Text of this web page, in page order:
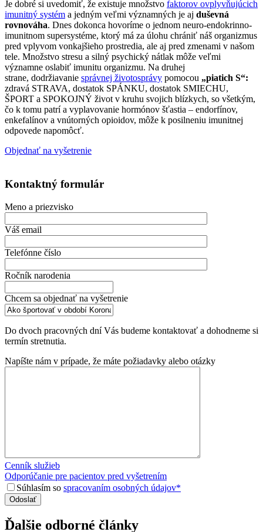
Je dobré si uvedomiť, že existuje množstvo faktorov ovplyvňujúcich
imunitný systém a jedným veľmi významných je aj duševná
rovnováha. Dnes dokonca hovoríme o jednom neuro-endokrinno-
imunitnom supersystéme, ktorý má za úlohu chrániť náš organizmus
pred vplyvom vonkajšieho prostredia, ale aj pred zmenami v našom
tele. Množstvo stresu a silný psychický nátlak môže veľmi
významne oslabiť imunitu organizmu. Na druhej
strane, dodržiavanie správnej životosprávy pomocou „piatich S“:
zdravá STRAVA, dostatok SPÁNKU, dostatok SMIECHU,
ŠPORT a SPOKOJNÝ život v kruhu svojich blízkych, so všetkým,
čo k tomu patrí a vyplavovanie hormónov šťastia – endorfínov,
enkefalínov a vnútorných opioidov, môže k posilneniu imunitnej
odpovede napomôcť.
Objednať na vyšetrenie
Kontaktný formulár
Meno a priezvisko
Váš email
Telefónne číslo
Ročník narodenia
Chcem sa objednať na vyšetrenie
Do dvoch pracovných dní Vás budeme kontaktovať a dohodneme si
termín stretnutia.
Napíšte nám v prípade, že máte požiadavky alebo otázky
Cenník služieb
Odporúčanie pre pacientov pred vyšetrením
Súhlasím so spracovaním osobných údajov*
Ďalšie odborné články